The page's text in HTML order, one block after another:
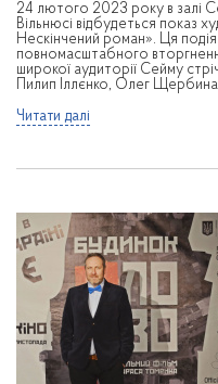
24 лютого 2023 року в залі
Вільнюсі відбудеться показ
Нескінчений роман». Ця
повномасштабного
широкої аудиторії Сейму
Пилип Іллєнко, Олег
Читати далі